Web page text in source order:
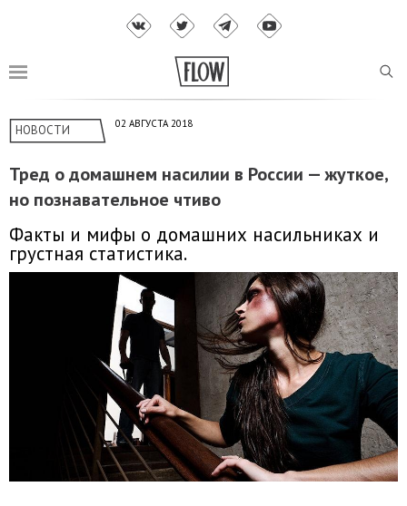
НОВОСТИ 02 АВГУСТА 2018
Тред о домашнем насилии в России — жуткое,
но познавательное чтиво
Факты и мифы о домашних насильниках и
грустная статистика.